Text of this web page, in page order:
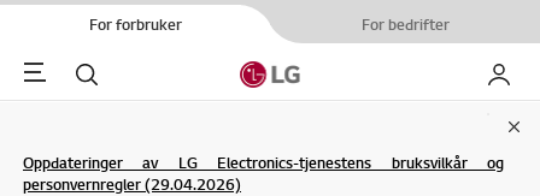
For forbruker For bedrifter
Menu Søk My LG
Oppdateringer av LG Electronics-tjenestens bruksvilkår og
personvernregler (29.04.2026)